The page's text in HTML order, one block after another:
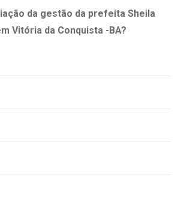
da gestão da prefeita Sheila
Vitória da Conquista -BA?